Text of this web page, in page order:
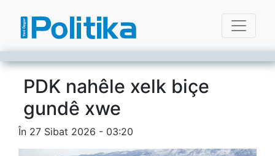
PDK nahêle xelk biçe
gundê xwe
În 27 Sibat 2026 - 03:20